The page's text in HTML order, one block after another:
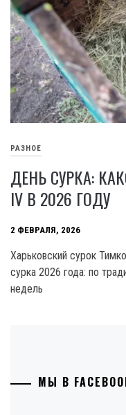
РАЗНОЕ
ДЕНЬ СУРКА:
IV В 2026 ГОДУ
2 ФЕВРАЛЯ, 2026
Харьковский сурок
сурка 2026 года: по
недель
МЫ В